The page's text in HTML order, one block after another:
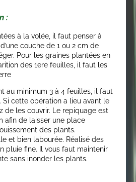
:
à la volée, il faut penser à
couche de 1 ou 2 cm de
Pour les graines plantées en
des 1ere feuilles, il faut les
au minimum 3 à 4 feuilles, il faut
Si cette opération a lieu avant le
de les couvrir. Le repiquage est
afin de laisser une place
des plants.
et bien labourée. Réalisé des
pluie fine. Il vous faut maintenir
sans inonder les plants.